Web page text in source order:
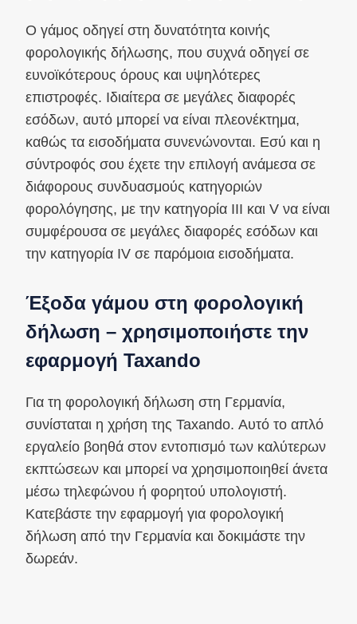
Ο γάμος οδηγεί στη δυνατότητα κοινής
φορολογικής δήλωσης, που συχνά οδηγεί σε
ευνοϊκότερους όρους και υψηλότερες
επιστροφές. Ιδιαίτερα σε μεγάλες διαφορές
εσόδων, αυτό μπορεί να είναι πλεονέκτημα,
καθώς τα εισοδήματα συνενώνονται. Εσύ και η
σύντροφός σου έχετε την επιλογή ανάμεσα σε
διάφορους συνδυασμούς κατηγοριών
φορολόγησης, με την κατηγορία III και V να είναι
συμφέρουσα σε μεγάλες διαφορές εσόδων και
την κατηγορία IV σε παρόμοια εισοδήματα.
Έξοδα γάμου στη φορολογική
δήλωση – χρησιμοποιήστε την
εφαρμογή Taxando
Για τη φορολογική δήλωση στη Γερμανία,
συνίσταται η χρήση της Taxando. Αυτό το απλό
εργαλείο βοηθά στον εντοπισμό των καλύτερων
εκπτώσεων και μπορεί να χρησιμοποιηθεί άνετα
μέσω τηλεφώνου ή φορητού υπολογιστή.
Κατεβάστε την εφαρμογή για φορολογική
δήλωση από την Γερμανία και δοκιμάστε την
δωρεάν.